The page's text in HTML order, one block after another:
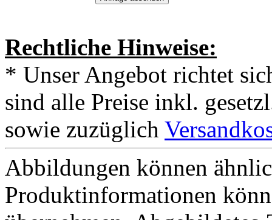
Rechtliche Hinweise:
* Unser Angebot richtet
sind alle Preise inkl.
sowie zuzüglich
Abbildungen können
Produktinformationen